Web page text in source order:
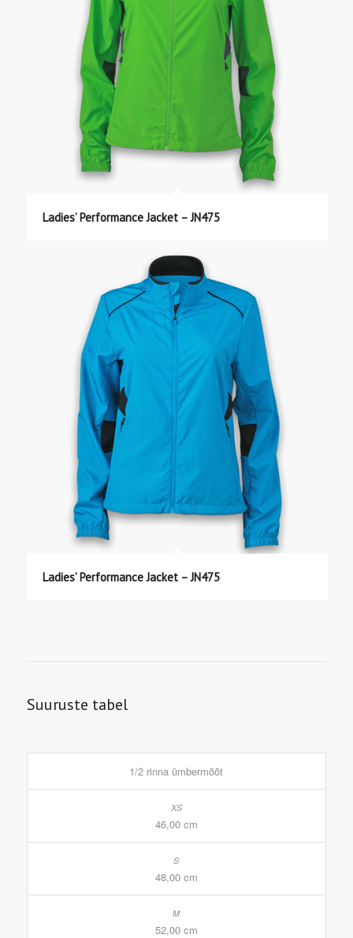
Ladies’ Performance Jacket – JN475
Ladies’ Performance Jacket – JN475
Suuruste tabel
1/2 rinna ümbermõõt
46,00 cm
48,00 cm
52,00 cm